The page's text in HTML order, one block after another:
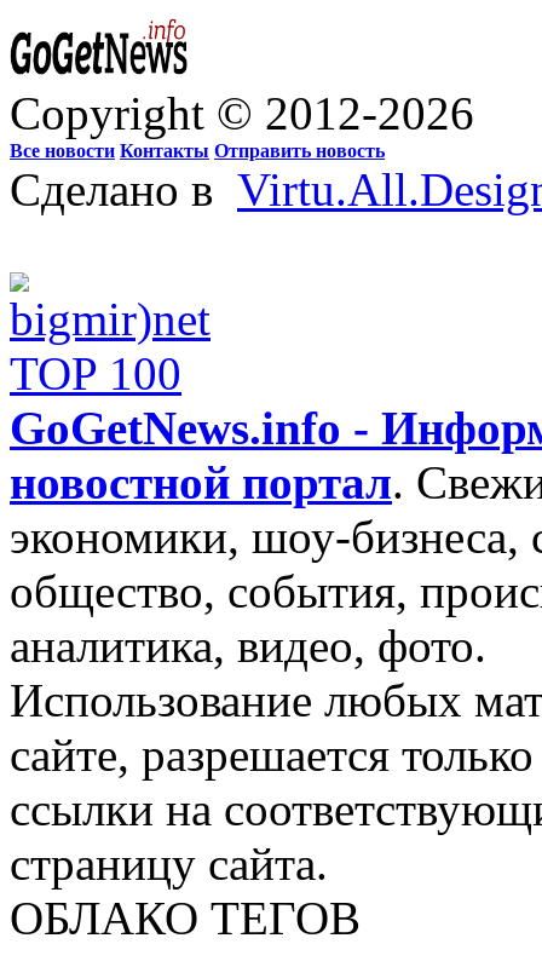
Copyright © 2012-2026
Все новости Контакты Отправить новость
Сделано в
GoGetNews.info -
новостной портал.
экономики, шоу-бизнеса,
общество, события,
аналитика, видео, фото.
Использование любых
сайте, разрешается
ссылки на
страницу сайта.
ОБЛАКО ТЕГОВ